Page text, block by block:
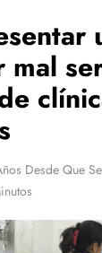
mal
Desde Que Se